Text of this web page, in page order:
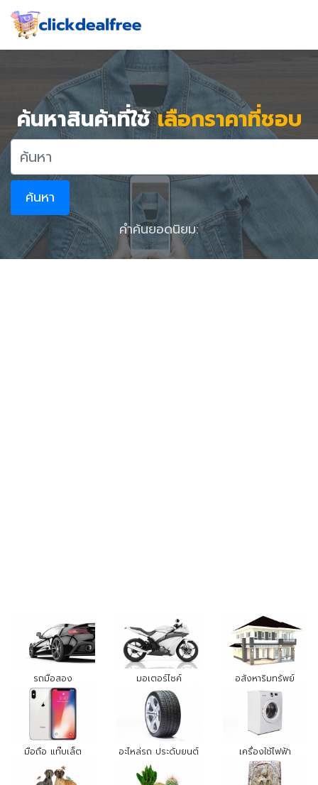
ค้นหาสินค้าที่ใช้เลือกราคาที่ชอบ
ค้นหา
คำค้นยอดนิยม:
รถมือสอง มอเตอร์ไซค์ อสังหาริมทรัพย์
มือถือ แท๊บเล็ต อะไหล่รถ ประดับยนต์ เครื่องใช้ไฟฟ้า